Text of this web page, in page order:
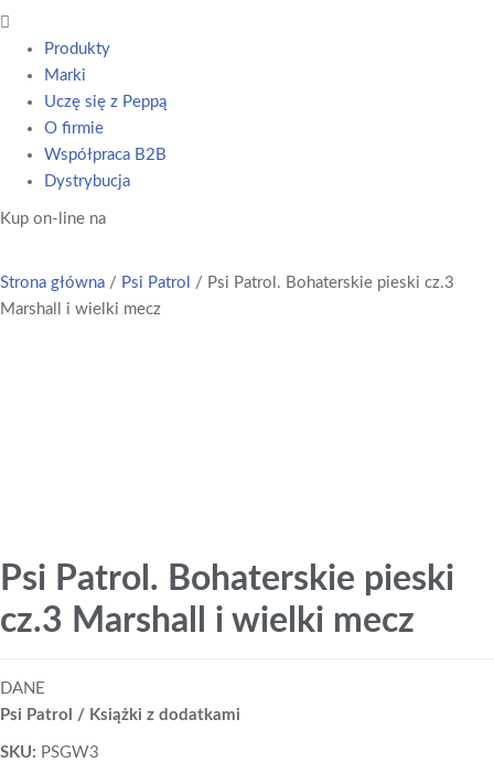
Main
Menu
Produkty
Marki
Uczę się z Peppą
O firmie
Współpraca B2B
Dystrybucja
Kup on-line na
Strona główna / Psi Patrol
/ Psi Patrol. Bohaterskie pieski cz.3
Marshall i wielki mecz
Psi Patrol. Bohaterskie pieski
cz.3 Marshall i wielki mecz
DANE
Psi Patrol / Książki z dodatkami
SKU: PSGW3